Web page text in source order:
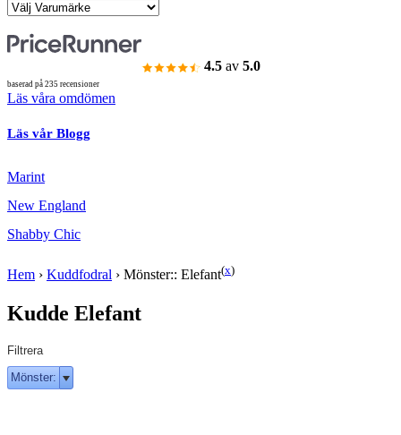
4.5 av 5.0
baserad på 235 recensioner
Läs våra omdömen
Läs vår Blogg
Marint
New England
Shabby Chic
Hem › Kuddfodral › Mönster:: Elefant(x)
Kudde Elefant
Filtrera
Mönster: